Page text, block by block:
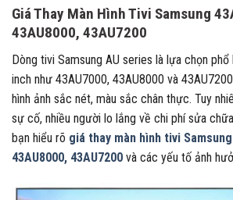
Giá Thay Màn Hình Tivi Samsung
43AU8000, 43AU7200
Dòng tivi Samsung AU series là lựa chọn
inch như 43AU7000, 43AU8000 và
hình ảnh sắc nét, màu sắc chân thực. Tuy
sự cố, nhiều người lo lắng về chi phí sửa
bạn hiểu rõ giá thay màn hình tivi
43AU8000, 43AU7200 và các yếu tố ảnh